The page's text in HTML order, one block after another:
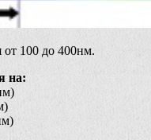
от 100 до 400нм.
на: